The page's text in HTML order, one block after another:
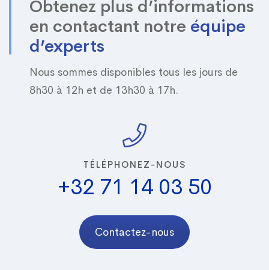
Obtenez plus d’informations
en contactant notre équipe
d’experts
Nous sommes disponibles tous les jours de
8h30 à 12h et de 13h30 à 17h.
TÉLÉPHONEZ-NOUS
+32 71 14 03 50
Contactez-nous